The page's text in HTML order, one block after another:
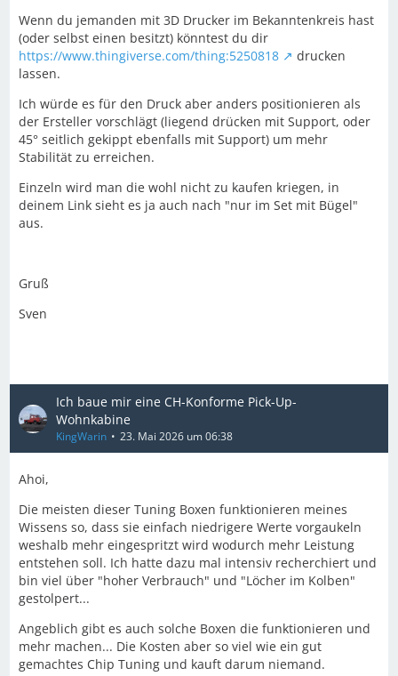
Wenn du jemanden mit 3D Drucker im Bekanntenkreis hast
(oder selbst einen besitzt) könntest du dir
https://www.thingiverse.com/thing:5250818
drucken
lassen.
Ich würde es für den Druck aber anders positionieren als
der Ersteller vorschlägt (liegend drücken mit Support, oder
45° seitlich gekippt ebenfalls mit Support) um mehr
Stabilität zu erreichen.
Einzeln wird man die wohl nicht zu kaufen kriegen, in
deinem Link sieht es ja auch nach "nur im Set mit Bügel"
aus.
Gruß
Sven
Ich baue mir eine CH-Konforme Pick-Up-
Wohnkabine
KingWarin 23. Mai 2026 um 06:38
Ahoi,
Die meisten dieser Tuning Boxen funktionieren meines
Wissens so, dass sie einfach niedrigere Werte vorgaukeln
weshalb mehr eingespritzt wird wodurch mehr Leistung
entstehen soll. Ich hatte dazu mal intensiv recherchiert und
bin viel über "hoher Verbrauch" und "Löcher im Kolben"
gestolpert...
Angeblich gibt es auch solche Boxen die funktionieren und
mehr machen... Die Kosten aber so viel wie ein gut
gemachtes Chip Tuning und kauft darum niemand.